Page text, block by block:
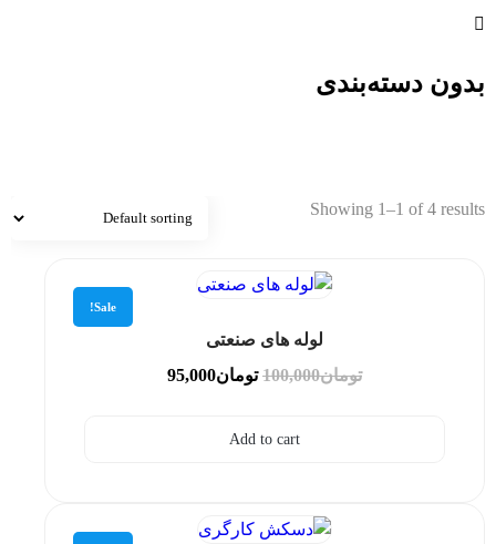
بدون دسته‌بندی
Showing 1–1 of 4 results
Sale!
لوله های صنعتی
تومان100,000 تومان95,000
Add to cart